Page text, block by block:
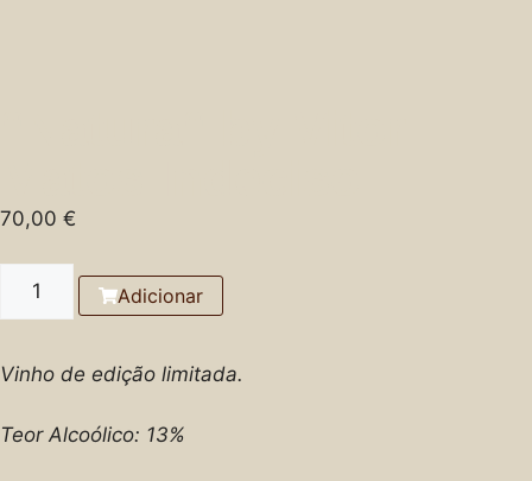
70,00 €
Adicionar
Vinho de edição limitada.
Teor Alcoólico: 13%